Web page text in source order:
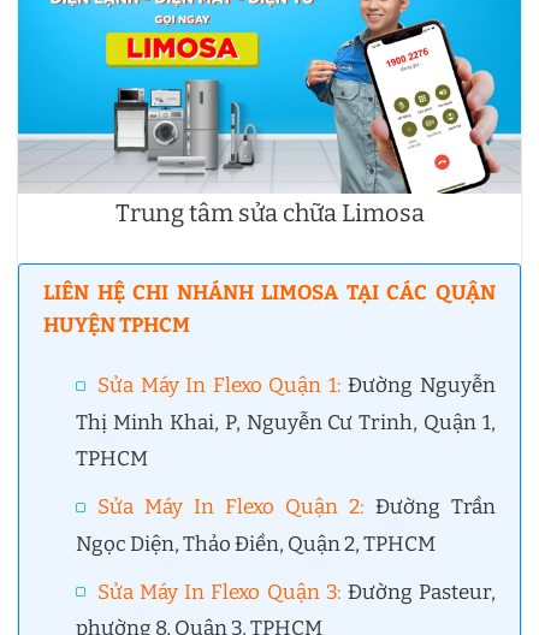
Trung tâm sửa chữa Limosa
LIÊN HỆ CHI NHÁNH LIMOSA TẠI CÁC QUẬN
HUYỆN TPHCM
Sửa Máy In Flexo Quận 1: Đường Nguyễn
Thị Minh Khai, P, Nguyễn Cư Trinh, Quận 1,
TPHCM
Sửa Máy In Flexo Quận 2: Đường Trần
Ngọc Diện, Thảo Điền, Quận 2, TPHCM
Sửa Máy In Flexo Quận 3: Đường Pasteur,
phường 8, Quận 3, TPHCM